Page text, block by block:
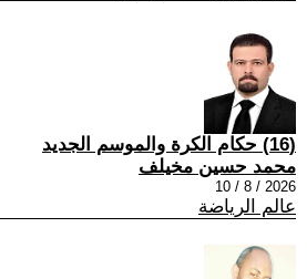
(16) حكام الكرة والموسم الجديد
محمد حسين مخيلف
2026 / 8 / 10
عالم الرياضة